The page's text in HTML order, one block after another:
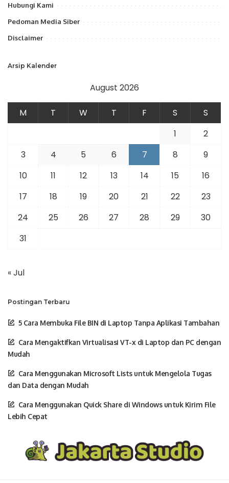
Hubungi Kami
Pedoman Media Siber
Disclaimer
Arsip Kalender
August 2026
M T W T F S
S
1
2
3
4 5 6 7 8
9
10
11 12 13 14 15
16
17
18 19 20 21 22
23
24
25 26 27 28 29
30
31
« Jul
Postingan Terbaru
5 Cara Membuka File BIN di Laptop Tanpa Aplikasi Tambahan
Cara Mengaktifkan Virtualisasi VT-x di Laptop dan PC dengan
Mudah
Cara Menggunakan Microsoft Lists untuk Mengelola Tugas
dan Data dengan Mudah
Cara Menggunakan Quick Share di Windows untuk Kirim File
Lebih Cepat